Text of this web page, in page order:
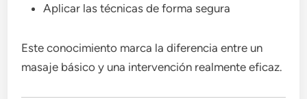
Aplicar las técnicas de forma segura
Este conocimiento marca la diferencia entre un
masaje básico y una intervención realmente eficaz.